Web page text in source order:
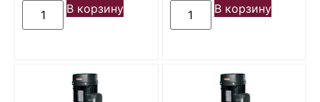
В корзину В корзину